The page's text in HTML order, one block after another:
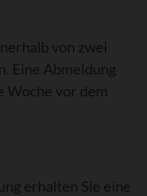
von zwei
Eine Abmeldung
Woche vor dem
erhalten Sie eine